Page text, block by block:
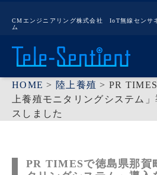
CMエンジニアリング株式会社 IoT無線センサ
ム
HOME > 陸上養殖 > PR
上養殖モニタリングシステム
スしました
PR TIMESで徳島県那賀